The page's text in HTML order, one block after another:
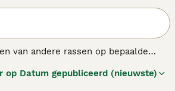
van andere rassen op bepaalde
ongeregistreerde raskruisingen mee
op Datum gepubliceerd (nieuwste)